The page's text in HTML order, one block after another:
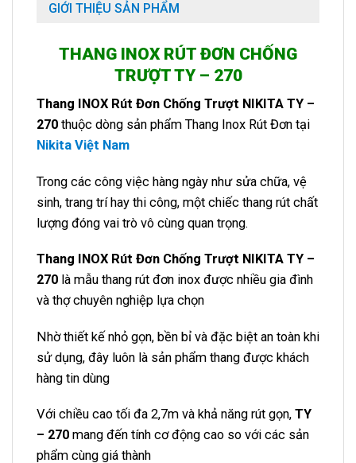
GIỚI THIỆU SẢN PHẨM
THANG INOX RÚT ĐƠN CHỐNG
TRƯỢT TY – 270
Thang INOX Rút Đơn Chống Trượt NIKITA TY –
270 thuộc dòng sản phẩm Thang Inox Rút Đơn tại
Nikita Việt Nam
Trong các công việc hàng ngày như sửa chữa, vệ
sinh, trang trí hay thi công, một chiếc thang rút chất
lượng đóng vai trò vô cùng quan trọng.
Thang INOX Rút Đơn Chống Trượt NIKITA TY –
270 là mẫu thang rút đơn inox được nhiều gia đình
và thợ chuyên nghiệp lựa chọn
Nhờ thiết kế nhỏ gọn, bền bỉ và đặc biệt an toàn khi
sử dụng, đây luôn là sản phẩm thang được khách
hàng tin dùng
Với chiều cao tối đa 2,7m và khả năng rút gọn, TY
– 270 mang đến tính cơ động cao so với các sản
phẩm cùng giá thành